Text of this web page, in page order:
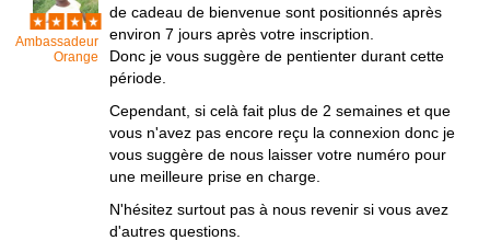
Ambassadeur
Orange
de cadeau de bienvenue sont positionnés après
environ 7 jours après votre inscription.
Donc je vous suggère de pentienter durant cette
période.
Cependant, si celà fait plus de 2 semaines et que
vous n'avez pas encore reçu la connexion donc je
vous suggère de nous laisser votre numéro pour
une meilleure prise en charge.
N'hésitez surtout pas à nous revenir si vous avez
d'autres questions.